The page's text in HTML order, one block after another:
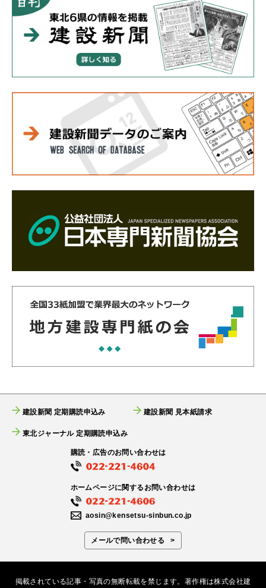
建設新聞 定期購読申込み 建設新聞 見本紙請求
東北ジャーナル 定期購読申込み
購読・広告のお問い合わせは
ホームページに関するお問い合わせは
aosin@kensetsu-sinbun.co.jp
メールで問い合わせる
掲載されている記事・写真の無断転載を禁じます。著作権は株式会社建